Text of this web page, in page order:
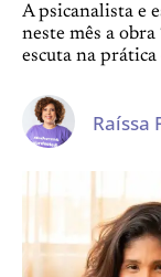
A psicanalista e
neste mês a
escuta na
Raíssa